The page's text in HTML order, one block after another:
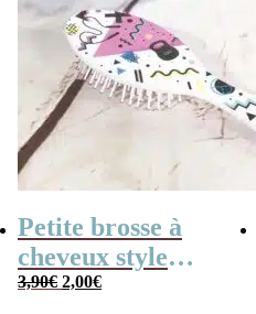
Petite brosse à
cheveux style
années 80
3,90€ Le
2,00€Le